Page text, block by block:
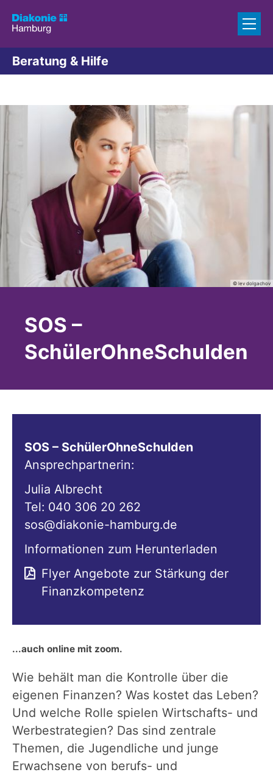
Beratung & Hilfe
© lev dolgachov
SOS –
SchülerOhneSchulden
SOS – SchülerOhneSchulden
Ansprechpartnerin:
Julia Albrecht
Tel: 040 306 20 262
sos@diakonie-hamburg.de
Informationen zum Herunterladen
Flyer Angebote zur Stärkung der
Finanzkompetenz
...auch online mit zoom.
Wie behält man die Kontrolle über die
eigenen Finanzen? Was kostet das Leben?
Und welche Rolle spielen Wirtschafts- und
Werbestrategien? Das sind zentrale
Themen, die Jugendliche und junge
Erwachsene von berufs- und